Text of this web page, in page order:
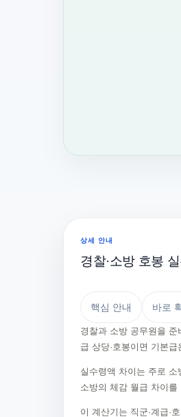
상세 안내
경찰·소방 호봉
핵심 안내 바로
경찰과 소방 공무원을
급 상당·호봉이면 기본
실수령액 차이는 주로
소방의 체감 월급 차이를
이 계산기는 직군·계급·